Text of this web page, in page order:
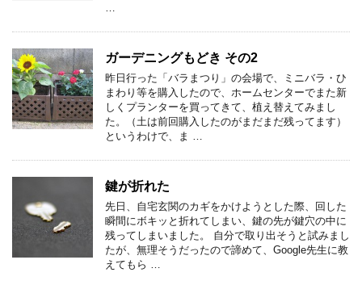
ガーデニングもどき その2
昨日行った「バラまつり」の会場で、ミニバラ・ひ
まわり等を購入したので、ホームセンターでまた新
しくプランターを買ってきて、植え替えてみまし
た。（土は前回購入したのがまだまだ残ってます）
というわけで、ま …
鍵が折れた
先日、自宅玄関のカギをかけようとした際、回した
瞬間にボキッと折れてしまい、鍵の先が鍵穴の中に
残ってしまいました。 自分で取り出そうと試みまし
たが、無理そうだったので諦めて、Google先生に教
えてもら …